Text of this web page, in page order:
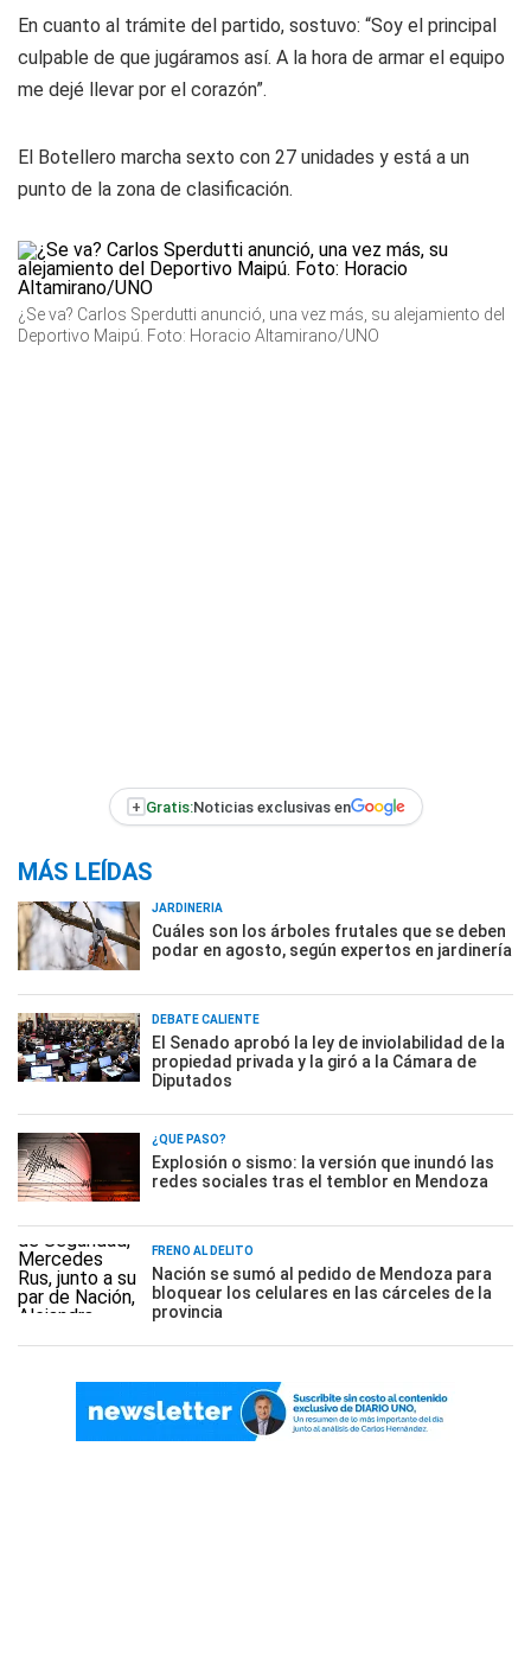
En cuanto al trámite del partido, sostuvo: “Soy el principal
culpable de que jugáramos así. A la hora de armar el equipo
me dejé llevar por el corazón”.
El Botellero marcha sexto con 27 unidades y está a un
punto de la zona de clasificación.
¿Se va? Carlos Sperdutti anunció, una vez más, su alejamiento del
Deportivo Maipú. Foto: Horacio Altamirano/UNO
+ Gratis:Noticias exclusivas en
MÁS LEÍDAS
JARDINERÍA
Cuáles son los árboles frutales que se deben
podar en agosto, según expertos en jardinería
DEBATE CALIENTE
El Senado aprobó la ley de inviolabilidad de la
propiedad privada y la giró a la Cámara de
Diputados
¿QUÉ PASÓ?
Explosión o sismo: la versión que inundó las
redes sociales tras el temblor en Mendoza
FRENO AL DELITO
Nación se sumó al pedido de Mendoza para
bloquear los celulares en las cárceles de la
provincia